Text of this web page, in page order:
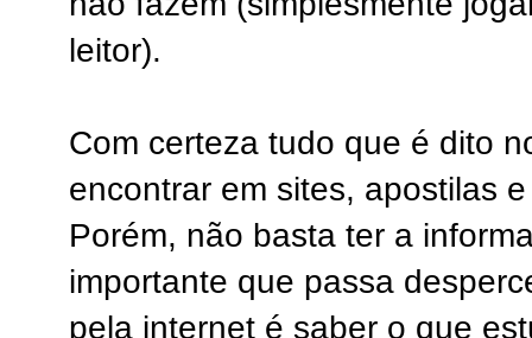
leitor).
Com certeza tudo que é dito
encontrar em sites, apostilas
Porém, não basta ter a
importante que passa
pela internet é saber o que